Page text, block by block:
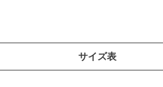
サイズ表